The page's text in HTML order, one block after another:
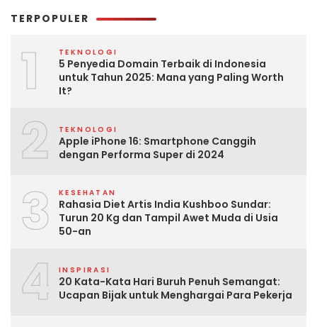
TERPOPULER
1 TEKNOLOGI
5 Penyedia Domain Terbaik di Indonesia
untuk Tahun 2025: Mana yang Paling Worth
It?
2 TEKNOLOGI
Apple iPhone 16: Smartphone Canggih
dengan Performa Super di 2024
3 KESEHATAN
Rahasia Diet Artis India Kushboo Sundar:
Turun 20 Kg dan Tampil Awet Muda di Usia
50-an
4 INSPIRASI
20 Kata-Kata Hari Buruh Penuh Semangat:
Ucapan Bijak untuk Menghargai Para Pekerja